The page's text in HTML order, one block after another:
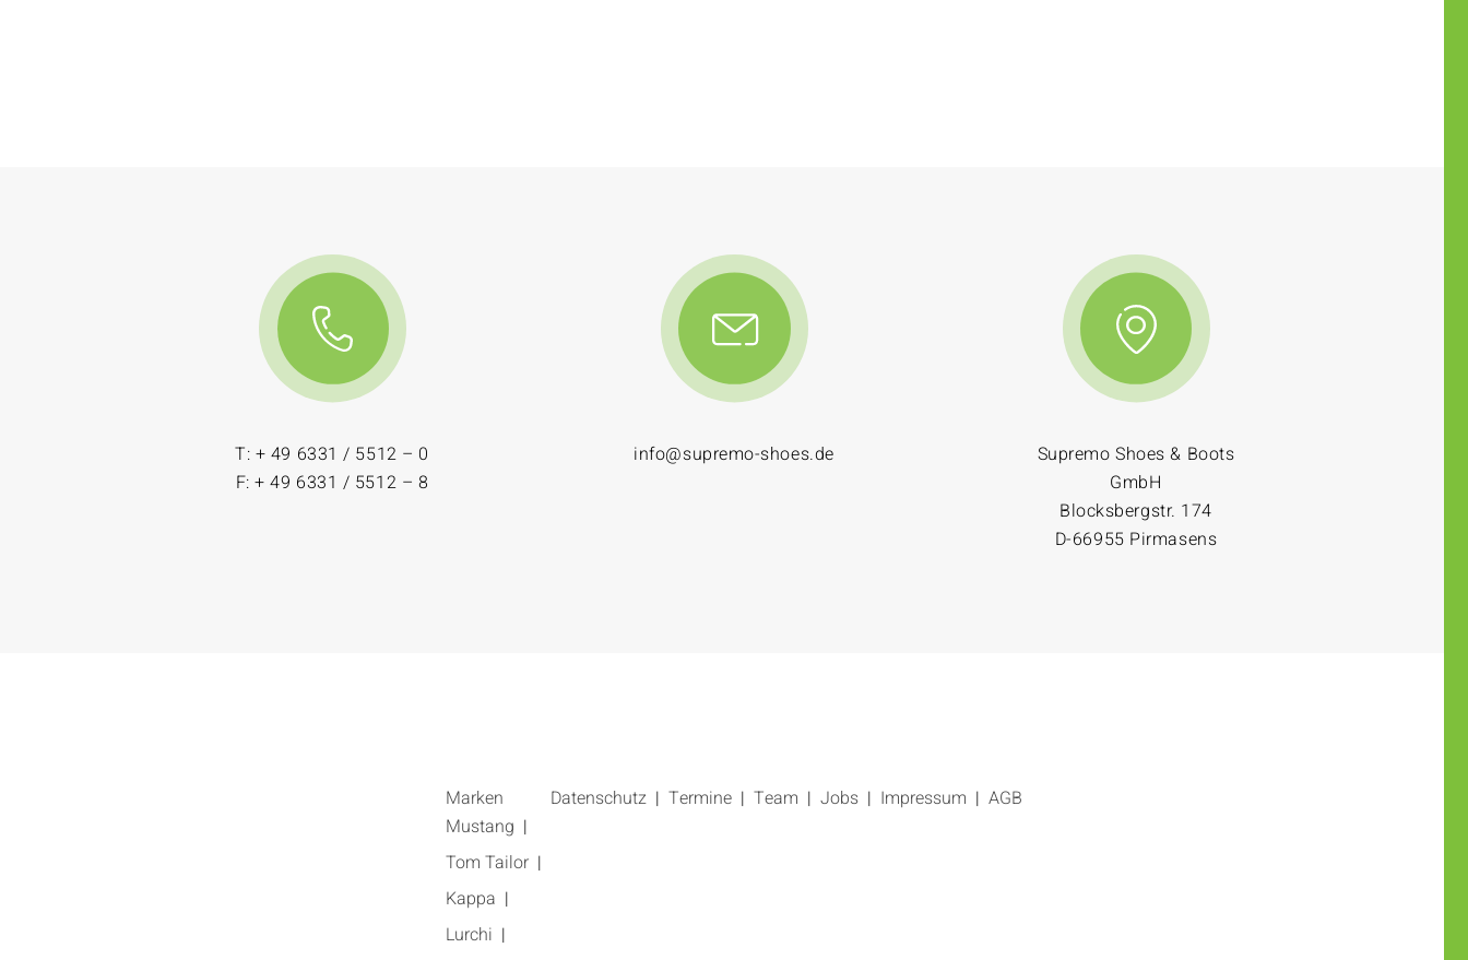
T: + 49 6331 / 5512 – 0
F: + 49 6331 / 5512 – 8
info@supremo-shoes.de
Supremo Shoes & Boots
GmbH
Blocksbergstr. 174
D-66955 Pirmasens
Marken
Mustang
Tom Tailor
Kappa
Lurchi
Datenschutz Termine Team Jobs Impressum AGB